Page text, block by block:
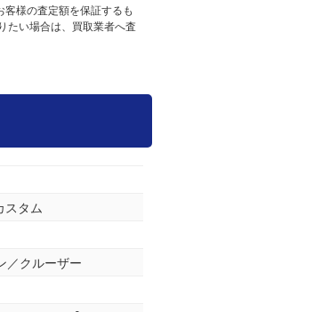
様の査定額を保証するも
たい場合は、買取業者へ査
スタム
／クルーザー